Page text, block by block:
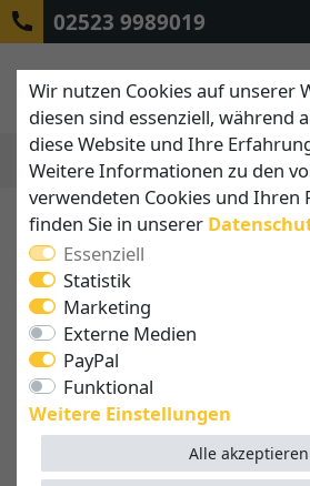
02523 9989019
Wir nutzen Cookies auf unserer
diesen sind essenziell, während
diese Website und Ihre
Weitere Informationen zu den
verwendeten Cookies und Ihren
finden Sie in unserer
Essenziell
Statistik
Marketing
Externe Medien
PayPal
Funktional
Weitere Einstellungen
Alle akzeptieren